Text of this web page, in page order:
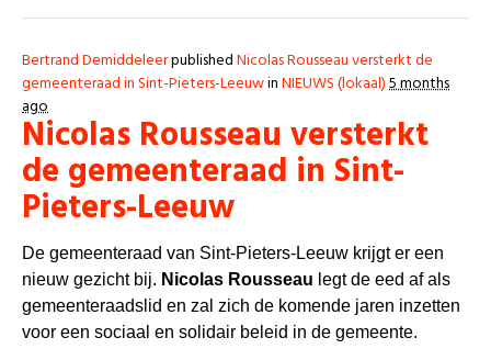
Bertrand DemiddeleerpublishedNicolas Rousseau versterkt de
gemeenteraad in Sint-Pieters-LeeuwinNIEUWS (lokaal)5 months
ago
Nicolas Rousseau versterkt
de gemeenteraad in Sint-
Pieters-Leeuw
De gemeenteraad van Sint-Pieters-Leeuw krijgt er een
nieuw gezicht bij. Nicolas Rousseau legt de eed af als
gemeenteraadslid en zal zich de komende jaren inzetten
voor een sociaal en solidair beleid in de gemeente.